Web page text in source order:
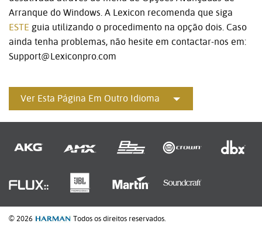
Arranque do Windows. A Lexicon recomenda que siga
ESTE guia utilizando o procedimento na opção dois. Caso
ainda tenha problemas, não hesite em contactar-nos em:
Support@Lexiconpro.com
Ver Esta Página Em Outro Idioma
© 2026 Todos os direitos reservados.